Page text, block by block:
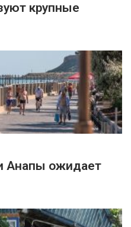
крупные
Анапы ожидает